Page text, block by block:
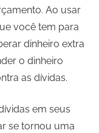
Ao usar
você tem para
dinheiro extra
o dinheiro
as dívidas.
em seus
se tornou uma